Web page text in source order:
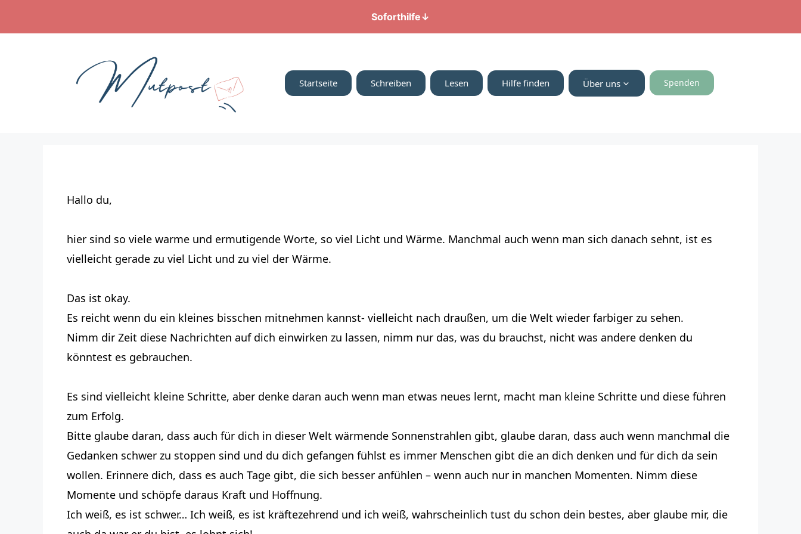
Soforthilfe↓
Startseite Schreiben Lesen Hilfe finden Über uns Spenden
Hallo du,
hier sind so viele warme und ermutigende Worte, so viel Licht und Wärme. Manchmal auch wenn man sich danach sehnt, ist es
vielleicht gerade zu viel Licht und zu viel der Wärme.
Das ist okay.
Es reicht wenn du ein kleines bisschen mitnehmen kannst- vielleicht nach draußen, um die Welt wieder farbiger zu sehen.
Nimm dir Zeit diese Nachrichten auf dich einwirken zu lassen, nimm nur das, was du brauchst, nicht was andere denken du
könntest es gebrauchen.
Es sind vielleicht kleine Schritte, aber denke daran auch wenn man etwas neues lernt, macht man kleine Schritte und diese führen
zum Erfolg.
Bitte glaube daran, dass auch für dich in dieser Welt wärmende Sonnenstrahlen gibt, glaube daran, dass auch wenn manchmal die
Gedanken schwer zu stoppen sind und du dich gefangen fühlst es immer Menschen gibt die an dich denken und für dich da sein
wollen. Erinnere dich, dass es auch Tage gibt, die sich besser anfühlen – wenn auch nur in manchen Momenten. Nimm diese
Momente und schöpfe daraus Kraft und Hoffnung.
Ich weiß, es ist schwer… Ich weiß, es ist kräftezehrend und ich weiß, wahrscheinlich tust du schon dein bestes, aber glaube mir, die